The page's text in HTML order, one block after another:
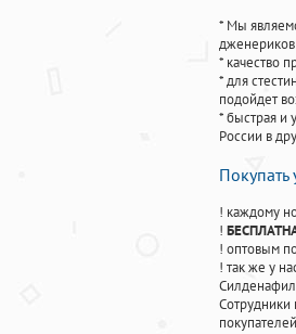
* Мы
дженериков
* качество
* для
подойдет
* быстрая и
России в
Покупать
! каждому
!
! оптовым
! так же у
покупателей